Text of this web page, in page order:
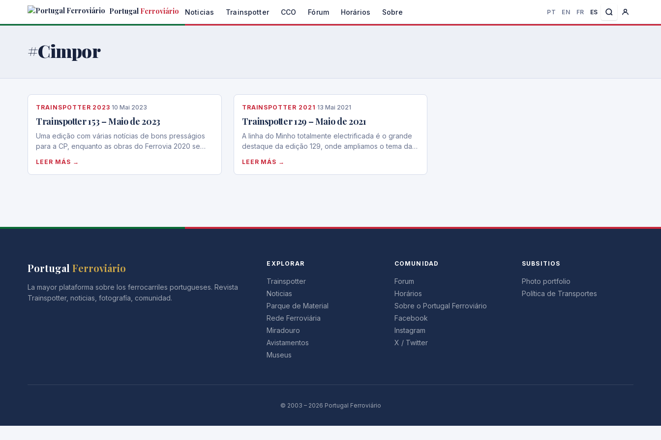
Portugal Ferroviário Noticias Trainspotter CCO Fórum Horários Sobre PT EN FR ES
#Cimpor
TRAINSPOTTER 2023·10 Mai 2023
Trainspotter 153 – Maio de 2023
Uma edição com várias notícias de bons presságios
para a CP, enquanto as obras do Ferrovia 2020 se…
LEER MÁS →
TRAINSPOTTER 2021 ·13 Mai 2021
Trainspotter 129 – Maio de 2021
A linha do Minho totalmente electrificada é o grande
destaque da edição 129, onde ampliamos o tema da…
LEER MÁS →
Portugal Ferroviário
La mayor plataforma sobre los ferrocarriles portugueses. Revista
Trainspotter, noticias, fotografía, comunidad.
EXPLORAR
Trainspotter
Noticias
Parque de Material
Rede Ferroviária
Miradouro
Avistamentos
Museus
COMUNIDAD
Forum
Horários
Sobre o Portugal Ferroviário
Facebook
Instagram
X / Twitter
SUBSITIOS
Photo portfolio
Política de Transportes
© 2003 – 2026 Portugal Ferroviário